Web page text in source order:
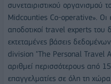
συνεταιριστικού οργανισμού
Midcounties Co-operative». Οι
αποδοτικοί travel experts του
εκτεταμένες βάσεις
division "The Personal Travel
αριθμεί περισσότερους από
επαγγελματίες σε όλη τη